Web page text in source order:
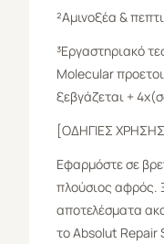
²Αμινοξέα &
³Εργαστηριακό
Molecular
ξεβγάζεται +
[ΟΔΗΓΙΕΣ
Εφαρμόστε σε
πλούσιος αφρός.
αποτελέσματα
το Absolut Repair